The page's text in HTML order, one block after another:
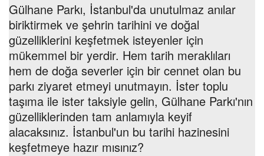
Gülhane Parkı, İstanbul'da unutulmaz anılar
biriktirmek ve şehrin tarihini ve doğal
güzelliklerini keşfetmek isteyenler için
mükemmel bir yerdir. Hem tarih meraklıları
hem de doğa severler için bir cennet olan bu
parkı ziyaret etmeyi unutmayın. İster toplu
taşıma ile ister taksiyle gelin, Gülhane Parkı'nın
güzelliklerinden tam anlamıyla keyif
alacaksınız. İstanbul'un bu tarihi hazinesini
keşfetmeye hazır mısınız?